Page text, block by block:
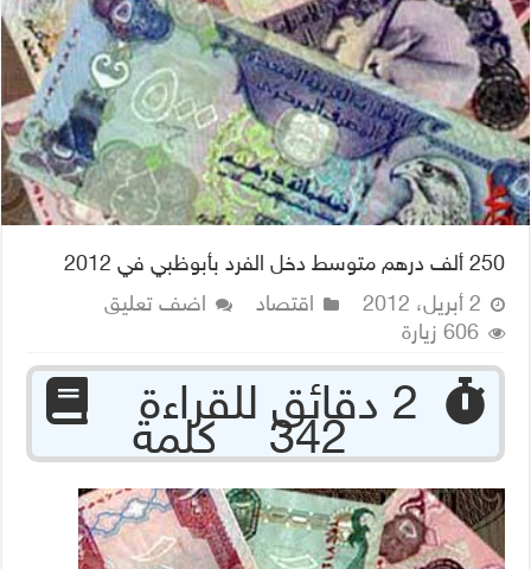
250 ألف درهم متوسط دخل الفرد بأبوظبي في 2012
2 أبريل، 2012
اقتصاد
اضف تعليق
606 زيارة
342 كلمة